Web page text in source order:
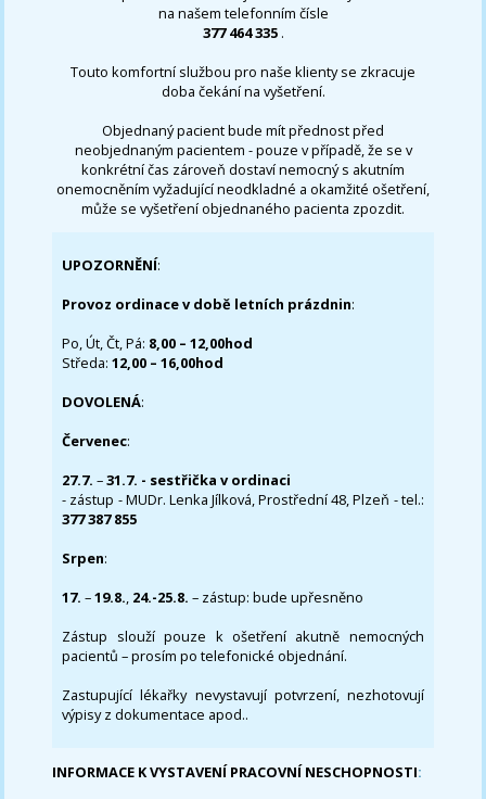
na našem telefonním čísle
377 464 335 .
Touto komfortní službou pro naše klienty se zkracuje
doba čekání na vyšetření.
Objednaný pacient bude mít přednost před
neobjednaným pacientem - pouze v případě, že se v
konkrétní čas zároveň dostaví nemocný s akutním
onemocněním vyžadující neodkladné a okamžité ošetření,
může se vyšetření objednaného pacienta zpozdit.
UPOZORNĚNÍ:
Provoz ordinace v době letních prázdnin:
Po, Út, Čt, Pá: 8,00 – 12,00hod
Středa:12,00 – 16,00hod
DOVOLENÁ:
Červenec:
27.7.–31.7. - sestřička v ordinaci
- zástup - MUDr. Lenka Jílková, Prostřední 48, Plzeň - tel.:
377 387 855
Srpen:
17. –19.8., 24.-25.8. – zástup: bude upřesněno
Zástup slouží pouze k ošetření akutně nemocných
pacientů – prosím po telefonické objednání.
Zastupující lékařky nevystavují potvrzení, nezhotovují
výpisy z dokumentace apod..
INFORMACE K VYSTAVENÍ PRACOVNÍ NESCHOPNOSTI: